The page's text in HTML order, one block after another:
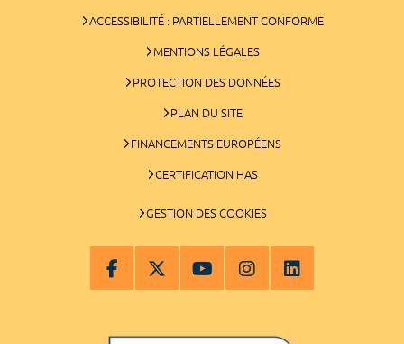
ACCESSIBILITÉ : PARTIELLEMENT CONFORME
MENTIONS LÉGALES
PROTECTION DES DONNÉES
PLAN DU SITE
FINANCEMENTS EUROPÉENS
CERTIFICATION HAS
GESTION DES COOKIES